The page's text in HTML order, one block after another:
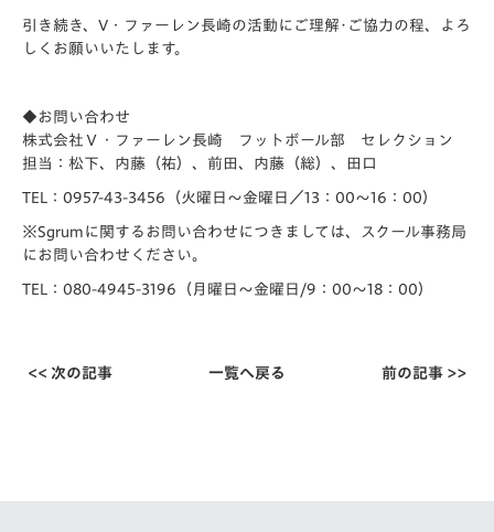
引き続き、V・ファーレン長崎の活動にご理解･ご協力の程、よろ
しくお願いいたします。
◆お問い合わせ
株式会社Ｖ・ファーレン長崎 フットボール部 セレクション
担当：松下、内藤（祐）、前田、内藤（総）、田口
TEL：0957-43-3456（火曜日～金曜日／13：00～16：00）
※Sgrumに関するお問い合わせにつきましては、スクール事務局
にお問い合わせください。
TEL：080-4945-3196（月曜日～金曜日/9：00～18：00）
<< 次の記事 一覧へ戻る 前の記事 >>